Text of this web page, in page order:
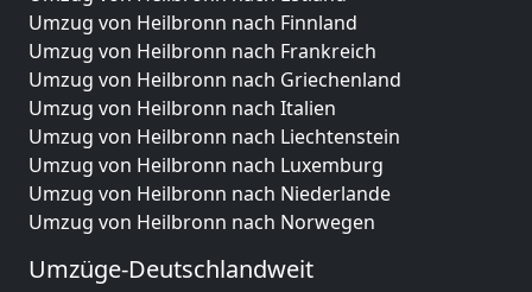
Umzug von Heilbronn nach Finnland
Umzug von Heilbronn nach Frankreich
Umzug von Heilbronn nach Griechenland
Umzug von Heilbronn nach Italien
Umzug von Heilbronn nach Liechtenstein
Umzug von Heilbronn nach Luxemburg
Umzug von Heilbronn nach Niederlande
Umzug von Heilbronn nach Norwegen
Umzüge-Deutschlandweit